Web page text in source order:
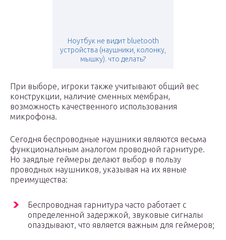
Ноутбук не видит bluetooth
устройства (наушники, колонку,
мышку). что делать?
При выборе, игроки также учитывают общий вес
конструкции, наличие сменных мембран,
возможность качественного использования
микрофона.
Сегодня беспроводные наушники являются весьма
функциональным аналогом проводной гарнитуре.
Но заядлые геймеры делают выбор в пользу
проводных наушников, указывая на их явные
преимущества:
Беспроводная гарнитура часто работает с
определенной задержкой, звуковые сигналы
опаздывают, что является важным для геймеров;